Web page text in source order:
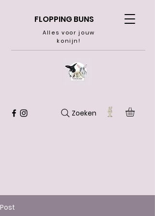
FLOPPING BUNS
Alles voor jouw
konijn!
Zoeken
Post